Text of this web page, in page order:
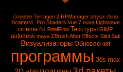
Greeble Terragen 2 RPManager physx rhino
ScatterVL Pro Shaders Vue 7 nuke Lightwave
cinema 4d RealFlow Текстуры GIMP
autodesk maya ZBrushAfter Effects Sitni Sati
Визуализаторы Обновления
программы 3ds max